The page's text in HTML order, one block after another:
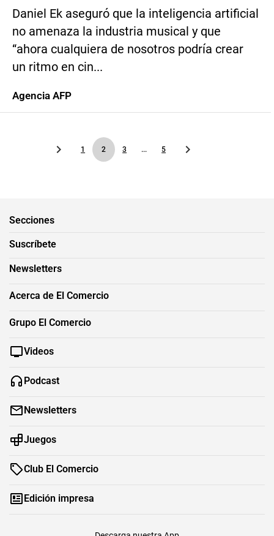
Daniel Ek aseguró que la inteligencia artificial
no amenaza la industria musical y que
“ahora cualquiera de nosotros podría crear
un ritmo en cin...
Agencia AFP
1 2 3 ... 5
Secciones
Suscríbete
Newsletters
Acerca de El Comercio
Grupo El Comercio
Videos
Podcast
Newsletters
Juegos
Club El Comercio
Edición impresa